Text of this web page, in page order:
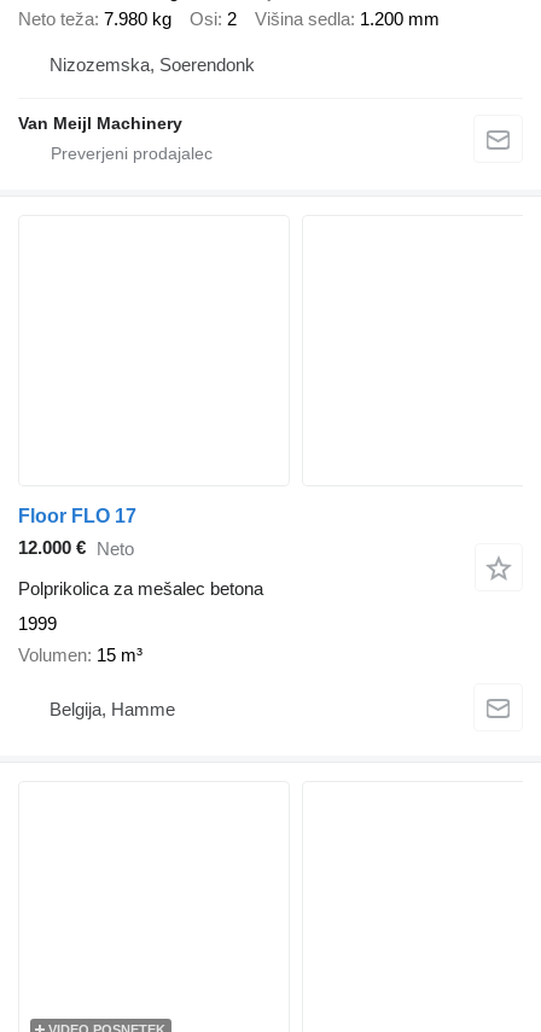
Neto teža 7.980 kg Osi 2 Višina sedla 1.200 mm
Nizozemska, Soerendonk
Van Meijl Machinery
Floor FLO 17
12.000 € Neto
Polprikolica za mešalec betona
1999
Volumen 15 m³
Belgija, Hamme